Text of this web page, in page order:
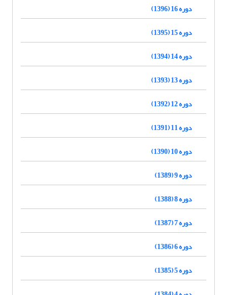
دوره 16 (1396)
دوره 15 (1395)
دوره 14 (1394)
دوره 13 (1393)
دوره 12 (1392)
دوره 11 (1391)
دوره 10 (1390)
دوره 9 (1389)
دوره 8 (1388)
دوره 7 (1387)
دوره 6 (1386)
دوره 5 (1385)